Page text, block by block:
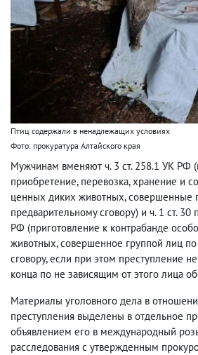
Птиц содержали в ненадлежащих условиях
Фото: прокуратура Алтайского края
Мужчинам вменяют ч. 3 ст. 258.1 УК РФ
приобретение, перевозка, хранение и
ценных диких животных, совершенные
предварительному сговору) и ч. 1 ст. 30
РФ (приготовление к контрабанде
животных, совершенное группой лиц
сговору, если при этом преступление
конца по не зависящим от этого лица
Материалы уголовного дела в
преступления выделены в отдельное
объявлением его в международный
расследования с утвержденным